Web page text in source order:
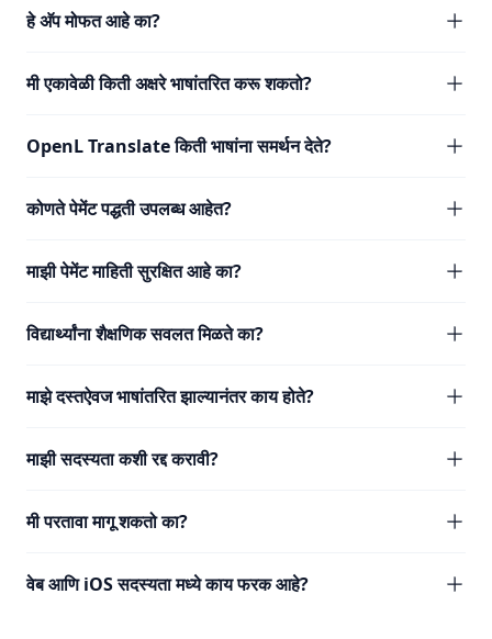
हे अ‍ॅप मोफत आहे का?
मी एकावेळी किती अक्षरे भाषांतरित करू शकतो?
OpenL Translate किती भाषांना समर्थन देते?
कोणते पेमेंट पद्धती उपलब्ध आहेत?
माझी पेमेंट माहिती सुरक्षित आहे का?
विद्यार्थ्यांना शैक्षणिक सवलत मिळते का?
माझे दस्तऐवज भाषांतरित झाल्यानंतर काय होते?
माझी सदस्यता कशी रद्द करावी?
मी परतावा मागू शकतो का?
वेब आणि iOS सदस्यता मध्ये काय फरक आहे?